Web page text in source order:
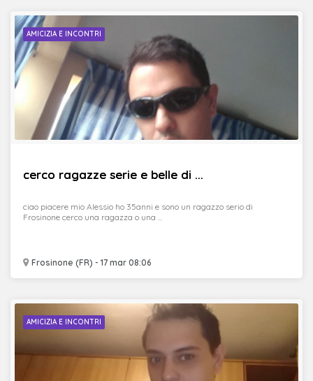
AMICIZIA E INCONTRI
cerco ragazze serie e belle di ...
Frosinone (FR) - 17 mar 08:06
ciao piacere mio Alessio ho 35anni e sono un ragazzo serio di
Frosinone cerco una ragazza o una ...
AMICIZIA E INCONTRI